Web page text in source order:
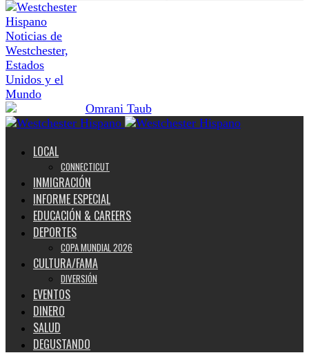
Noticias de
Westchester,
Estados
Unidos y el
Mundo
LOCAL
CONNECTICUT
INMIGRACIÓN
INFORME ESPECIAL
EDUCACIÓN & CAREERS
DEPORTES
COPA MUNDIAL 2026
CULTURA/FAMA
DIVERSIÓN
EVENTOS
DINERO
SALUD
DEGUSTANDO